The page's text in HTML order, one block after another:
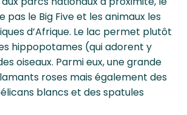
pas le Big Five et les animaux les
d’Afrique. Le lac permet plutôt
hippopotames (qui adorent y
oiseaux. Parmi eux, une grande
roses mais également des
blancs et des spatules